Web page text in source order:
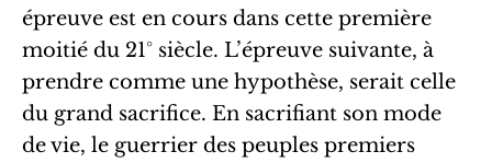
épreuve est en cours dans cette première
moitié du 21° siècle. L’épreuve suivante, à
prendre comme une hypothèse, serait celle
du grand sacrifice. En sacrifiant son mode
de vie, le guerrier des peuples premiers